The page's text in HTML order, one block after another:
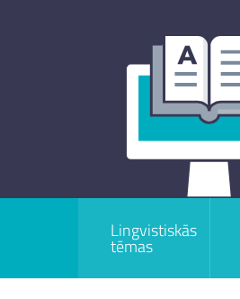
Lingvistiskās
tēmas